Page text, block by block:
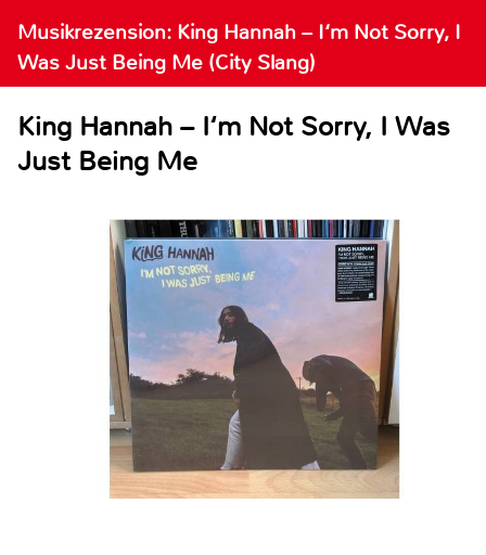
Musikrezension: King Hannah – I‘m Not Sorry, I
Was Just Being Me (City Slang)
King Hannah – I‘m Not Sorry, I Was
Just Being Me